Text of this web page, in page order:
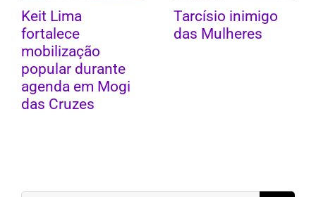
Keit Lima
fortalece
mobilização
popular durante
agenda em Mogi
das Cruzes
Tarcísio inimigo
das Mulheres